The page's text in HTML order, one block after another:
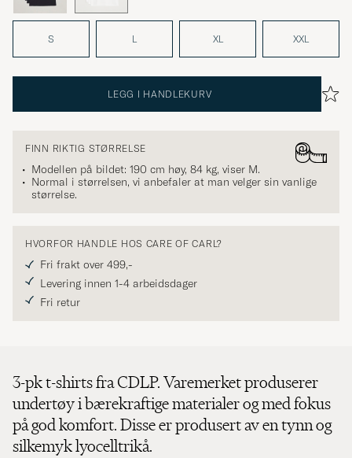
S L XL XXL
LEGG I HANDLEKURV
FINN RIKTIG STØRRELSE
Modellen på bildet: 190 cm høy, 84 kg, viser M.
Normal i størrelsen, vi anbefaler at man velger sin vanlige
størrelse.
HVORFOR HANDLE HOS CARE OF CARL?
Fri frakt over 499,-
Levering innen 1-4 arbeidsdager
Fri retur
3-pk t-shirts fra CDLP. Varemerket produserer
undertøy i bærekraftige materialer og med fokus
på god komfort. Disse er produsert av en tynn og
silkemyk lyocelltrikå.